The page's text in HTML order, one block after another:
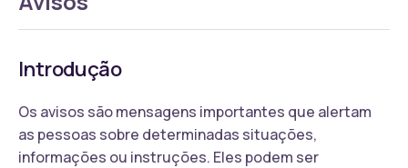
Introdução
Os avisos são mensagens importantes que alertam
as pessoas sobre determinadas situações,
informações ou instruções. Eles podem ser